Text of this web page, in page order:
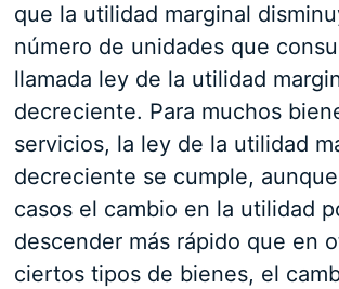
que la utilidad marginal
número de unidades que
llamada ley de la utilidad
decreciente. Para muchos
servicios, la ley de la utilidad
decreciente se cumple,
casos el cambio en la utilidad
descender más rápido que en
ciertos tipos de bienes, el